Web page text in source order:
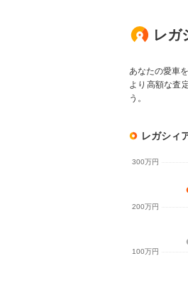
レガ
あなたの愛車
より高額な査
う。
レガシィ